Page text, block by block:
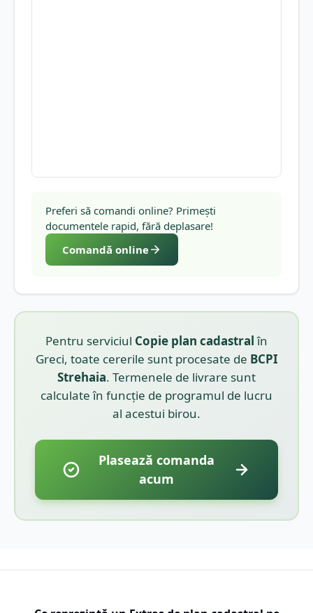
Preferi să comandi online? Primești
documentele rapid, fără deplasare!
Comandă online
Pentru serviciul Copie plan cadastralîn
Greci, toate cererile sunt procesate de BCPI
Strehaia. Termenele de livrare sunt
calculate în funcție de programul de lucru
al acestui birou.
Plasează comanda
acum